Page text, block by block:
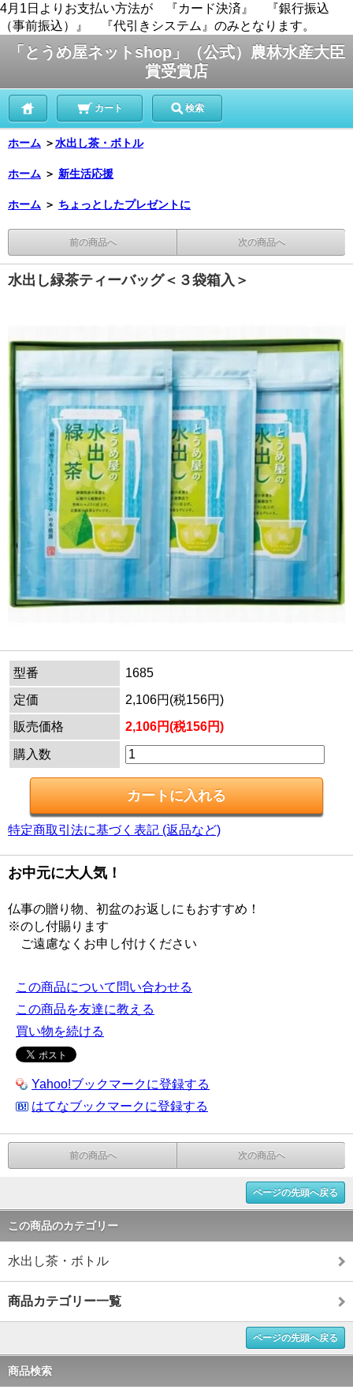
4月1日よりお支払い方法が 『カード決済』 『銀行振込
（事前振込）』 『代引きシステム』のみとなります。
「とうめ屋ネットshop」（公式）農林水産大臣
賞受賞店
カート 検索
ホーム ＞水出し茶・ボトル
ホーム ＞ 新生活応援
ホーム ＞ ちょっとしたプレゼントに
前の商品へ 次の商品へ
水出し緑茶ティーバッグ＜３袋箱入＞
型番
1685
定価
2,106円(税156円)
販売価格
2,106円(税156円)
購入数
特定商取引法に基づく表記 (返品など)
お中元に大人気！
仏事の贈り物、初盆のお返しにもおすすめ！
※のし付賜ります
ご遠慮なくお申し付けください
この商品について問い合わせる
この商品を友達に教える
買い物を続ける
Yahoo!ブックマークに登録する
はてなブックマークに登録する
前の商品へ 次の商品へ
ページの先頭へ戻る
この商品のカテゴリー
水出し茶・ボトル
商品カテゴリー一覧
ページの先頭へ戻る
商品検索